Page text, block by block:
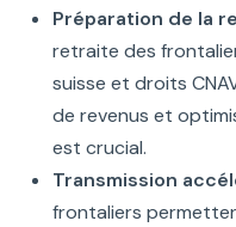
Préparation de la
retraite des
suisse et droits
de revenus et
est crucial.
Transmission
frontaliers